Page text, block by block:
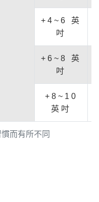
而有所不同
+4~6 英
吋
+6~8 英
吋
+8~10
英吋